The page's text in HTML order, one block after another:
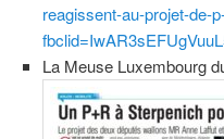
reagissent-au-projet-de-
La Meuse Luxembourg